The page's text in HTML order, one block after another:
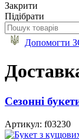
Закрити
Підібрати
Допомогти
Сезонні
Артикул: f03230